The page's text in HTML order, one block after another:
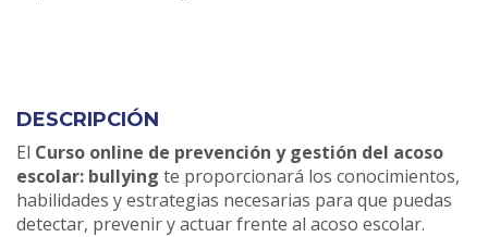
DESCRIPCIÓN
El Curso online de prevención y gestión del acoso
escolar: bullying te proporcionará los conocimientos,
habilidades y estrategias necesarias para que puedas
detectar, prevenir y actuar frente al acoso escolar.